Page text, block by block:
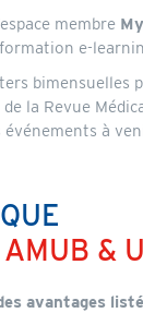
membre
e-
bimensuelles
la Revue
événements à
&
avantages